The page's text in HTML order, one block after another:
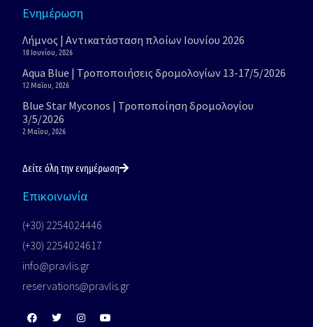
Ενημέρωση
Λήμνος | Αντικατάσταση πλοίων Ιουνίου 2026
18 Ιουνίου, 2026
Aqua Blue | Τροποποιήσεις δρομολογίων 13-17/5/2026
12 Μαΐου, 2026
Blue Star Myconos | Τροποποίηση δρομολογίου
3/5/2026
2 Μαΐου, 2026
Δείτε όλη την ενημέρωση
Επικοινωνία
(+30) 2254024446
(+30) 2254024617
info@pravlis.gr
reservations@pravlis.gr